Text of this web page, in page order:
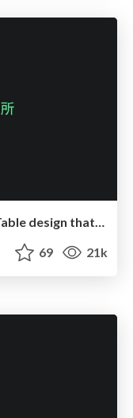
変化に強いテーブル設計の勘所 / Table design that is resistant to changes
69 21k